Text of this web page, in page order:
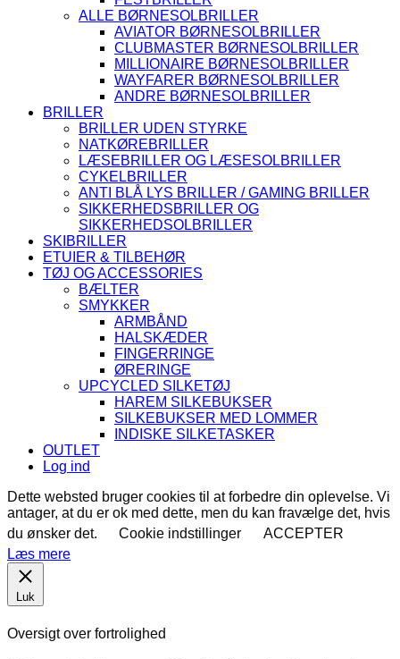
ALLE BØRNESOLBRILLER
AVIATOR BØRNESOLBRILLER
CLUBMASTER BØRNESOLBRILLER
MILLIONAIRE BØRNESOLBRILLER
WAYFARER BØRNESOLBRILLER
ANDRE BØRNESOLBRILLER
BRILLER
BRILLER UDEN STYRKE
NATKØREBRILLER
LÆSEBRILLER OG LÆSESOLBRILLER
CYKELBRILLER
ANTI BLÅ LYS BRILLER / GAMING BRILLER
SIKKERHEDSBRILLER OG
SIKKERHEDSOLBRILLER
SKIBRILLER
ETUIER & TILBEHØR
TØJ OG ACCESSORIES
BÆLTER
SMYKKER
ARMBÅND
HALSKÆDER
FINGERRINGE
ØRERINGE
UPCYCLED SILKETØJ
HAREM SILKEBUKSER
SILKEBUKSER MED LOMMER
INDISKE SILKETASKER
OUTLET
Log ind
Dette websted bruger cookies til at forbedre din oplevelse. Vi
antager, at du er ok med dette, men du kan fravælge det, hvis
du ønsker det.
Cookie indstillinger
ACCEPTER
Læs mere
Luk
Oversigt over fortrolighed